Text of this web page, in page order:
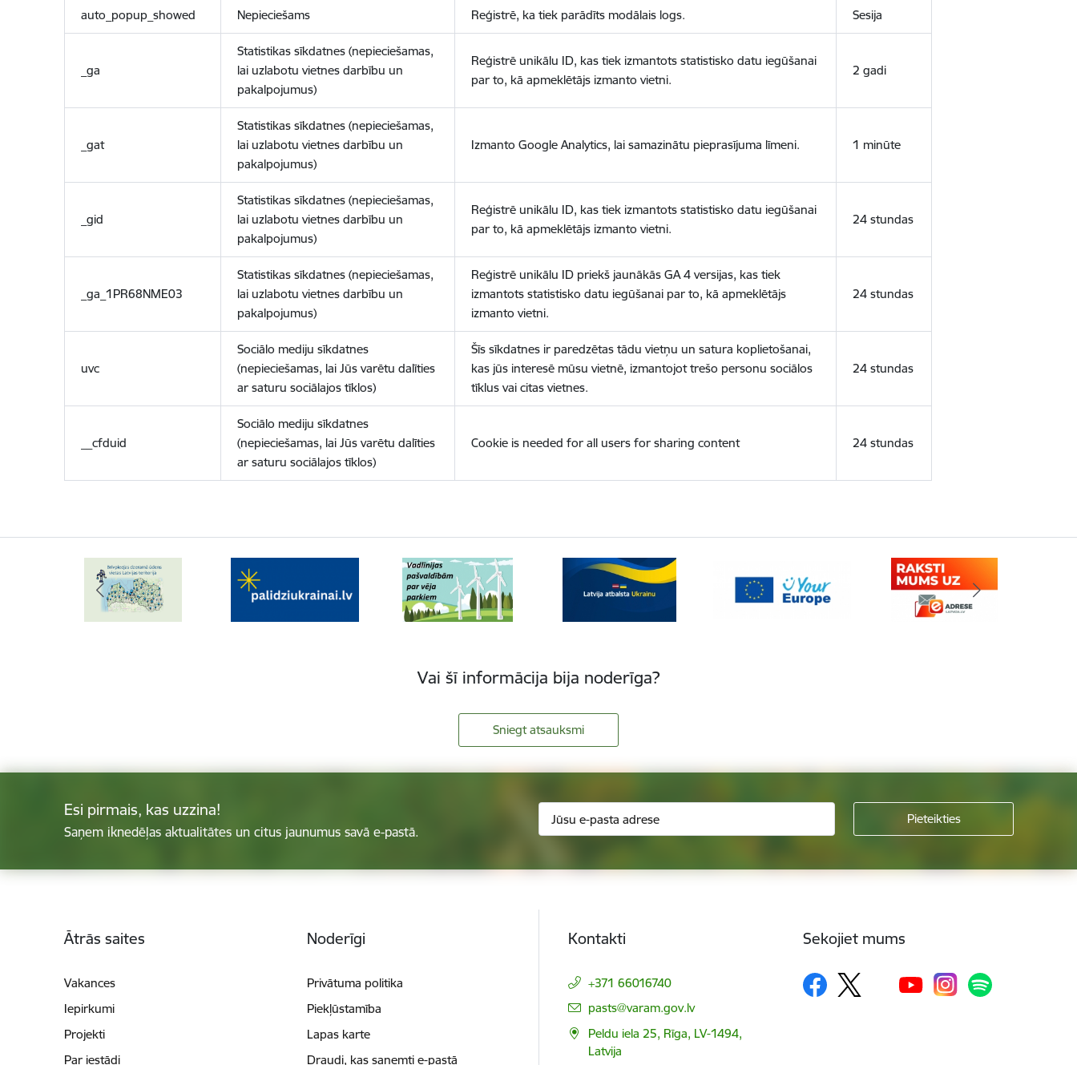
auto_popup_showed Nepieciešams Reģistrē, ka tiek parādīts modālais logs. Sesija
_ga
Statistikas sīkdatnes (nepieciešamas,
lai uzlabotu vietnes darbību un
pakalpojumus)
Reģistrē unikālu ID, kas tiek izmantots statistisko datu iegūšanai
par to, kā apmeklētājs izmanto vietni.
2 gadi
_gat
Statistikas sīkdatnes (nepieciešamas,
lai uzlabotu vietnes darbību un
pakalpojumus)
Izmanto Google Analytics, lai samazinātu pieprasījuma līmeni. 1 minūte
_gid
Statistikas sīkdatnes (nepieciešamas,
lai uzlabotu vietnes darbību un
pakalpojumus)
Reģistrē unikālu ID, kas tiek izmantots statistisko datu iegūšanai
par to, kā apmeklētājs izmanto vietni.
24 stundas
_ga_1PR68NME03
Statistikas sīkdatnes (nepieciešamas,
lai uzlabotu vietnes darbību un
pakalpojumus)
Reģistrē unikālu ID priekš jaunākās GA 4 versijas, kas tiek
izmantots statistisko datu iegūšanai par to, kā apmeklētājs
izmanto vietni.
24 stundas
uvc
Sociālo mediju sīkdatnes
(nepieciešamas, lai Jūs varētu dalīties
ar saturu sociālajos tīklos)
Šīs sīkdatnes ir paredzētas tādu vietņu un satura koplietošanai,
kas jūs interesē mūsu vietnē, izmantojot trešo personu sociālos
tīklus vai citas vietnes.
24 stundas
__cfduid
Sociālo mediju sīkdatnes
(nepieciešamas, lai Jūs varētu dalīties
ar saturu sociālajos tīklos)
Cookie is needed for all users for sharing content 24 stundas
Vai šī informācija bija noderīga?
Sniegt atsauksmi
Esi pirmais, kas uzzina!
Saņem iknedēļas aktualitātes un citus jaunumus savā e-pastā.
Ātrās saites
Vakances
Iepirkumi
Projekti
Par iestādi
Noderīgi
Privātuma politika
Piekļūstamība
Lapas karte
Draudi, kas saņemti e-pastā
Kontakti
+371 66016740
E-pasts:
pasts@varam.gov.lv
Peldu iela 25, Rīga, LV-1494,
Latvija
Sekojiet mums